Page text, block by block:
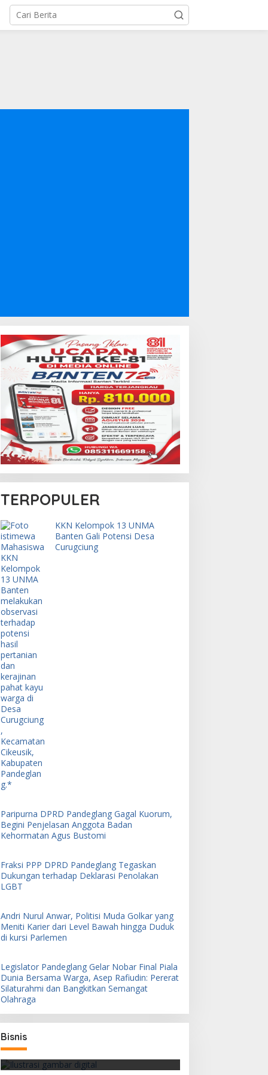
TERPOPULER
KKN Kelompok 13 UNMA
Banten Gali Potensi Desa
Curugciung
Paripurna DPRD Pandeglang Gagal Kuorum,
Begini Penjelasan Anggota Badan
Kehormatan Agus Bustomi
Fraksi PPP DPRD Pandeglang Tegaskan
Dukungan terhadap Deklarasi Penolakan
LGBT
Andri Nurul Anwar, Politisi Muda Golkar yang
Meniti Karier dari Level Bawah hingga Duduk
di kursi Parlemen
Legislator Pandeglang Gelar Nobar Final Piala
Dunia Bersama Warga, Asep Rafiudin: Pererat
Silaturahmi dan Bangkitkan Semangat
Olahraga
Bisnis
Domestik dan Internasional